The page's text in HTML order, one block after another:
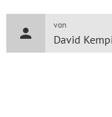
person
von
David